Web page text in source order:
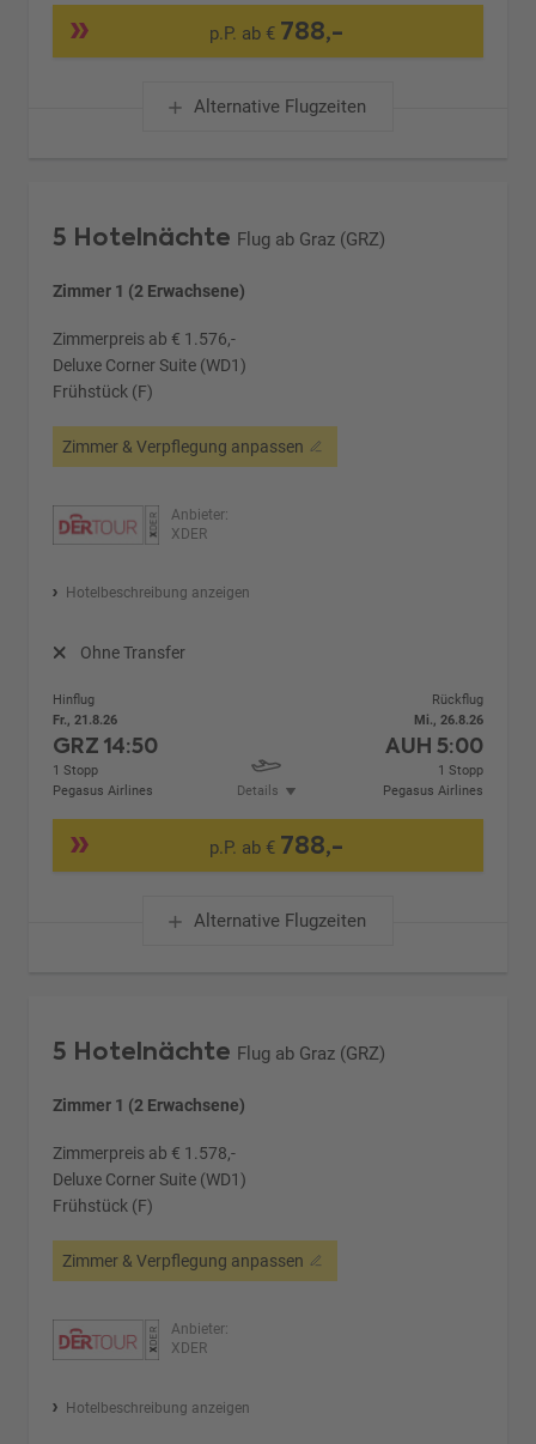
p.P. ab € 788,-
Alternative Flugzeiten
5 Hotelnächte Flug ab Graz (GRZ)
Zimmer 1 (2 Erwachsene)
Zimmerpreis ab € 1.576,-
Deluxe Corner Suite (WD1)
Frühstück (F)
Zimmer & Verpflegung anpassen
Anbieter:
XDER
Hotelbeschreibung anzeigen
Ohne Transfer
Hinflug
Fr., 21.8.26
GRZ14:50
1 Stopp
Pegasus Airlines
Details
Rückflug
Mi., 26.8.26
AUH 5:00
1 Stopp
Pegasus Airlines
p.P. ab € 788,-
Alternative Flugzeiten
5 Hotelnächte Flug ab Graz (GRZ)
Zimmer 1 (2 Erwachsene)
Zimmerpreis ab € 1.578,-
Deluxe Corner Suite (WD1)
Frühstück (F)
Zimmer & Verpflegung anpassen
Anbieter:
XDER
Hotelbeschreibung anzeigen